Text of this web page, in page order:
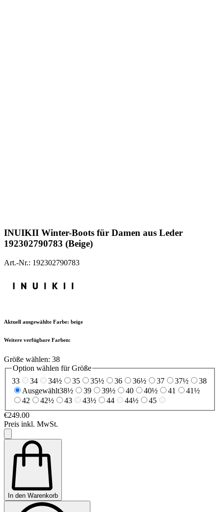
INUIKII Winter-Boots für Damen aus Leder
192302790783 (Beige)
Art.-Nr.: 192302790783
Aktuell ausgewählte Farbe: beige
Weitere verfügbare Farben:
Größe wählen: 38
Option wählen für Größe
33
34 34½ 35 35½ 36 36½ 37 37½
38
Ausgewählt38½ 39 39½ 40 40½ 41
41½
42
42½ 43 43½ 44 44½
45
€249.00
Preis inkl. MwSt.
In den Warenkorb